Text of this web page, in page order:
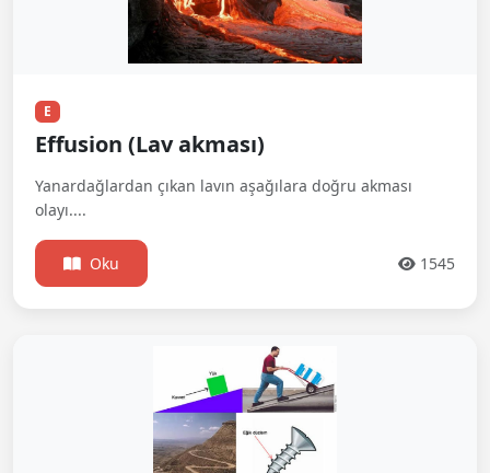
E
Effusion (Lav akması)
Yanardağlardan çıkan lavın aşağılara doğru akması
olayı....
Oku 1545